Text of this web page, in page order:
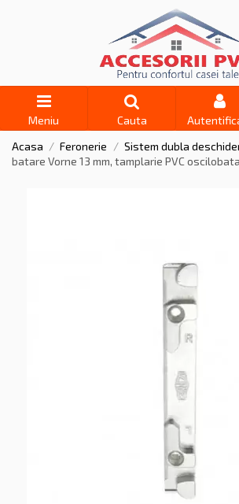
Meniu Cauta
Acasa
Feronerie Sistem dubla
batare Vorne 13 mm, tamplarie PVC